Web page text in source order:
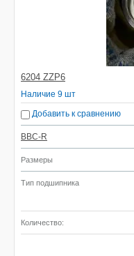
6204 ZZP6
Наличие 9 шт
Добавить к сравнению
BBC-R
Размеры
Тип подшипника
Количество: